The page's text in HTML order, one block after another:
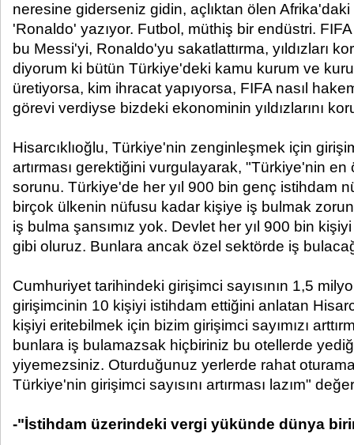
neresine giderseniz gidin, açlıktan ölen Afrika'daki
'Ronaldo' yazıyor. Futbol, müthiş bir endüstri.
bu Messi'yi, Ronaldo'yu sakatlattırma, yıldızları
diyorum ki bütün Türkiye'deki kamu kurum ve
üretiyorsa, kim ihracat yapıyorsa, FIFA nasıl
görevi verdiyse bizdeki ekonominin yıldızlarını
Hisarcıklıoğlu, Türkiye'nin zenginleşmek için
artırması gerektiğini vurgulayarak, "Türkiye'nin
sorunu. Türkiye'de her yıl 900 bin genç istihdam
birçok ülkenin nüfusu kadar kişiye iş bulmak
iş bulma şansımız yok. Devlet her yıl 900 bin
gibi oluruz. Bunlara ancak özel sektörde iş
Cumhuriyet tarihindeki girişimci sayısının 1,5
girişimcinin 10 kişiyi istihdam ettiğini anlatan
kişiyi eritebilmek için bizim girişimci sayımızı
bunlara iş bulamazsak hiçbiriniz bu otellerde
yiyemezsiniz. Oturduğunuz yerlerde rahat
Türkiye'nin girişimci sayısını artırması lazım"
-"İstihdam üzerindeki vergi yükünde dünya